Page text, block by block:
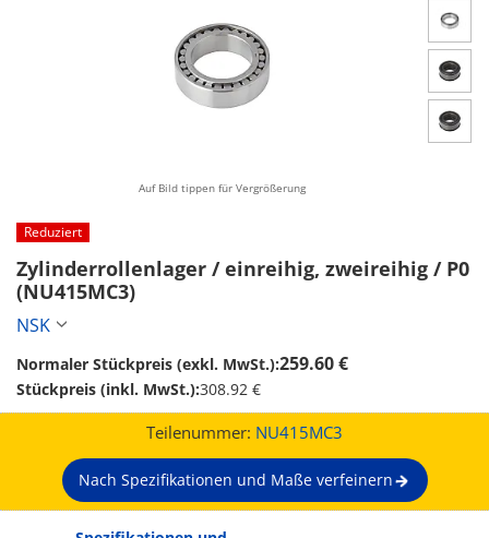
Auf Bild tippen für Vergrößerung
Reduziert
Zylinderrollenlager / einreihig, zweireihig / P0
(NU415MC3)
NSK
Normaler Stückpreis (exkl. MwSt.):259.60 €
Stückpreis (inkl. MwSt.):308.92 €
Teilenummer: NU415MC3
Nach Spezifikationen und Maße verfeinern